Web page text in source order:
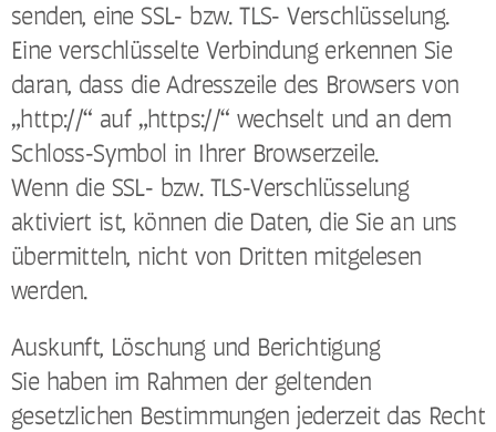
senden, eine SSL- bzw. TLS- Verschlüsselung.
Eine verschlüsselte Verbindung erkennen Sie
daran, dass die Adresszeile des Browsers von
„http://“ auf „https://“ wechselt und an dem
Schloss-Symbol in Ihrer Browserzeile.
Wenn die SSL- bzw. TLS-Verschlüsselung
aktiviert ist, können die Daten, die Sie an uns
übermitteln, nicht von Dritten mitgelesen
werden.
Auskunft, Löschung und Berichtigung
Sie haben im Rahmen der geltenden
gesetzlichen Bestimmungen jederzeit das Recht